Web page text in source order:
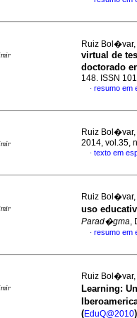
Ruiz Bol�var,
virtual de
doctorado
148. ISSN
· resumo em
Ruiz
2014, vol.35,
· texto em
Ruiz Bol�var,
uso
Parad�gma,
· resumo em
Ruiz Bol�var,
Learning:
(EduQ@2010)